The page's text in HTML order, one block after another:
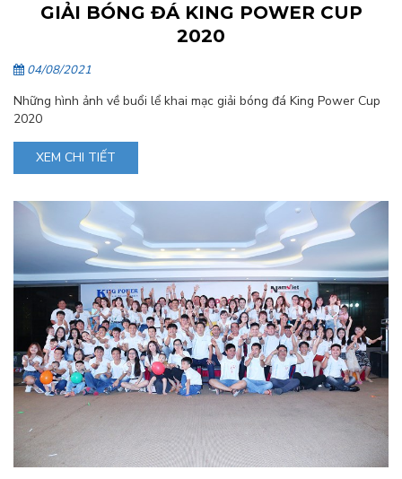
GIẢI BÓNG ĐÁ KING POWER CUP
2020
04/08/2021
Những hình ảnh về buổi lể khai mạc giải bóng đá King Power Cup
2020
XEM CHI TIẾT